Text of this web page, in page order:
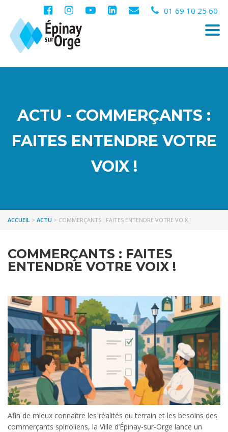
01 69 10 25 60
ACTU - COMMERÇANTS :
FAITES ENTENDRE VOTRE
VOIX !
ACCUEIL > ACTU > COMMERÇANTS : FAITES ENTENDRE VOTRE VOIX !
COMMERÇANTS : FAITES
ENTENDRE VOTRE VOIX !
Afin de mieux connaître les réalités du terrain et les besoins des
commerçants spinoliens, la Ville d’Épinay-sur-Orge lance un